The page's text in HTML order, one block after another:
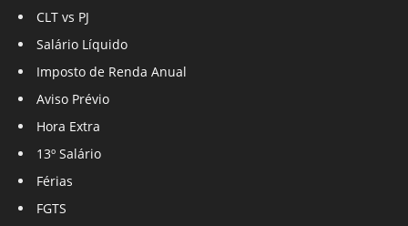
CLT vs PJ
Salário Líquido
Imposto de Renda Anual
Aviso Prévio
Hora Extra
13º Salário
Férias
FGTS